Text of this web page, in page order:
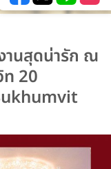
านสุดน่ารัก ณ
ท 20